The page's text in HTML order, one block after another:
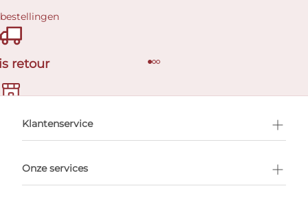
retour
afspraak
Klantenservice
Onze services